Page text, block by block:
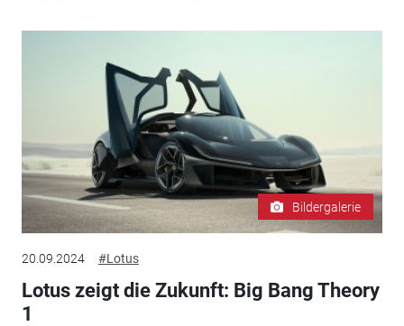
Bildergalerie
20.09.2024 #Lotus
Lotus zeigt die Zukunft: Big Bang Theory
1